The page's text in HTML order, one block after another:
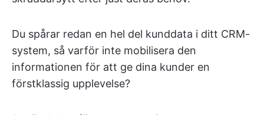
Du spårar redan en hel del kunddata i ditt CRM-
system, så varför inte mobilisera den
informationen för att ge dina kunder en
förstklassig upplevelse?